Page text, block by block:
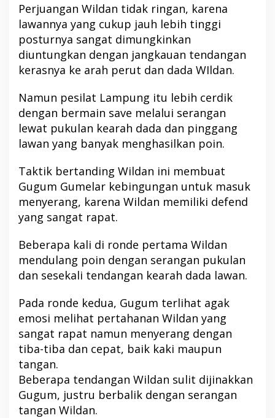
Perjuangan Wildan tidak ringan, karena
lawannya yang cukup jauh lebih tinggi
posturnya sangat dimungkinkan
diuntungkan dengan jangkauan tendangan
kerasnya ke arah perut dan dada WIldan.
Namun pesilat Lampung itu lebih cerdik
dengan bermain save melalui serangan
lewat pukulan kearah dada dan pinggang
lawan yang banyak menghasilkan poin.
Taktik bertanding Wildan ini membuat
Gugum Gumelar kebingungan untuk masuk
menyerang, karena Wildan memiliki defend
yang sangat rapat.
Beberapa kali di ronde pertama Wildan
mendulang poin dengan serangan pukulan
dan sesekali tendangan kearah dada lawan.
Pada ronde kedua, Gugum terlihat agak
emosi melihat pertahanan Wildan yang
sangat rapat namun menyerang dengan
tiba-tiba dan cepat, baik kaki maupun
tangan.
Beberapa tendangan Wildan sulit dijinakkan
Gugum, justru berbalik dengan serangan
tangan Wildan.